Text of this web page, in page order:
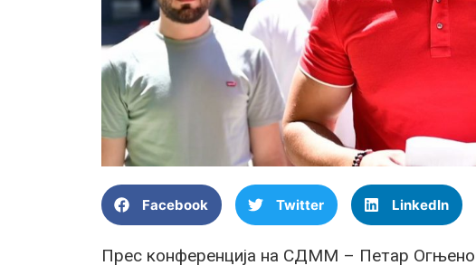
Facebook Twitter LinkedIn
Прес конференција на СДММ – Петар